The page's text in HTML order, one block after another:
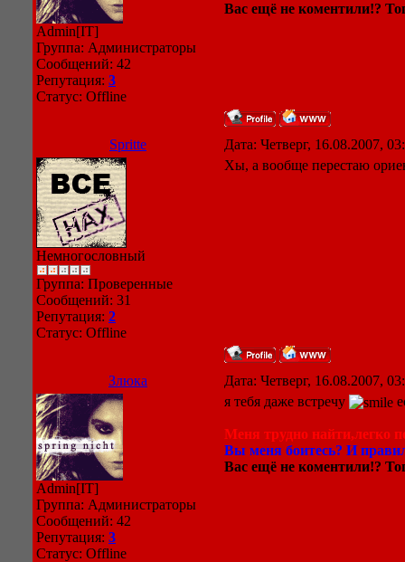
Admin[IT]
Группа: Администраторы
Сообщений: 42
Репутация: 3
Статус: Offline
Вас ещё не коментили!?
Spritte Дата: Четверг, 16.08.2007,
Немногословный
Группа: Проверенные
Сообщений: 31
Репутация: 2
Статус: Offline
Хы, а вообще перестаю
Злюка Дата: Четверг, 16.08.2007,
Admin[IT]
Группа: Администраторы
Сообщений: 42
Репутация: 3
Статус: Offline
я тебя даже встречу
Меня трудно найти,легко
Вы меня боитесь? И
Вас ещё не коментили!?